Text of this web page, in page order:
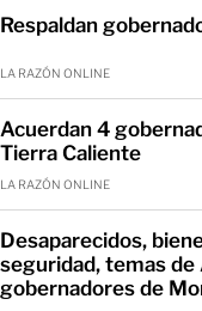
Respaldan
LA RAZÓN ONLINE
Acuerdan 4
Tierra Caliente
LA RAZÓN ONLINE
Desaparecidos,
seguridad, temas de
gobernadores de